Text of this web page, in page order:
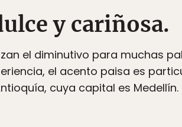
y cariñosa.
el diminutivo para muchas
el acento paisa es
cuya capital es Medellín.